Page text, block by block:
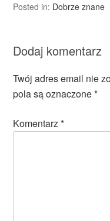
Posted in: Dobrze znane
Dodaj komentarz
Twój adres email nie
pola są oznaczone*
Komentarz*